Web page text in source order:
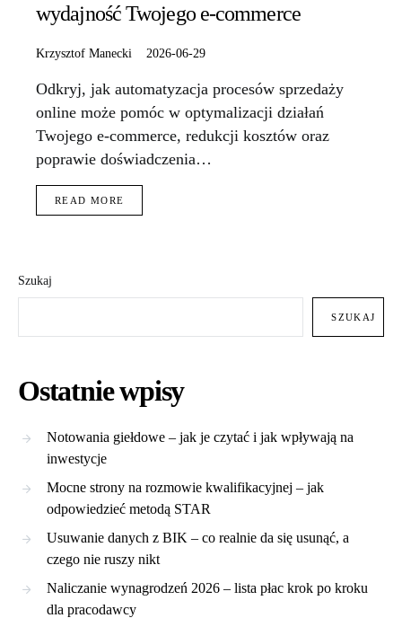
wydajność Twojego e-commerce
Krzysztof Manecki 2026-06-29
Odkryj, jak automatyzacja procesów sprzedaży
online może pomóc w optymalizacji działań
Twojego e-commerce, redukcji kosztów oraz
poprawie doświadczenia…
READ MORE
Szukaj
SZUKAJ
Ostatnie wpisy
Notowania giełdowe – jak je czytać i jak wpływają na
inwestycje
Mocne strony na rozmowie kwalifikacyjnej – jak
odpowiedzieć metodą STAR
Usuwanie danych z BIK – co realnie da się usunąć, a
czego nie ruszy nikt
Naliczanie wynagrodzeń 2026 – lista płac krok po kroku
dla pracodawcy